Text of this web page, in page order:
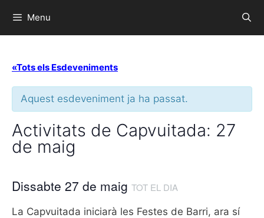
Menu
«Tots els Esdeveniments
Aquest esdeveniment ja ha passat.
Activitats de Capvuitada: 27
de maig
Dissabte 27 de maig TOT EL DIA
La Capvuitada iniciarà les Festes de Barri, ara sí